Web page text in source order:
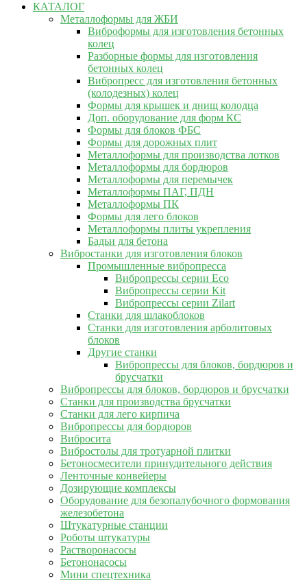
КАТАЛОГ
Металлоформы для ЖБИ
Виброформы для изготовления бетонных
колец
Разборные формы для изготовления
бетонных колец
Вибропресс для изготовления бетонных
(колодезных) колец
Формы для крышек и днищ колодца
Доп. оборудование для форм КС
Формы для блоков ФБС
Формы для дорожных плит
Металлоформы для производства лотков
Металлоформы для бордюров
Металлоформы для перемычек
Металлоформы ПАГ, ПДН
Металлоформы ПК
Формы для лего блоков
Металлоформы плиты укрепления
Бадьи для бетона
Вибростанки для изготовления блоков
Промышленные вибропресса
Вибропрессы серии Eco
Вибропрессы серии Kit
Вибропрессы серии Zilart
Станки для шлакоблоков
Станки для изготовления арболитовых
блоков
Другие станки
Вибропрессы для блоков, бордюров и
брусчатки
Вибропрессы для блоков, бордюров и брусчатки
Станки для производства брусчатки
Станки для лего кирпича
Вибропрессы для бордюров
Вибросита
Вибростолы для тротуарной плитки
Бетоносмесители принудительного действия
Ленточные конвейеры
Дозирующие комплексы
Оборудование для безопалубочного формования
железобетона
Штукатурные станции
Роботы штукатуры
Растворонасосы
Бетононасосы
Мини спецтехника